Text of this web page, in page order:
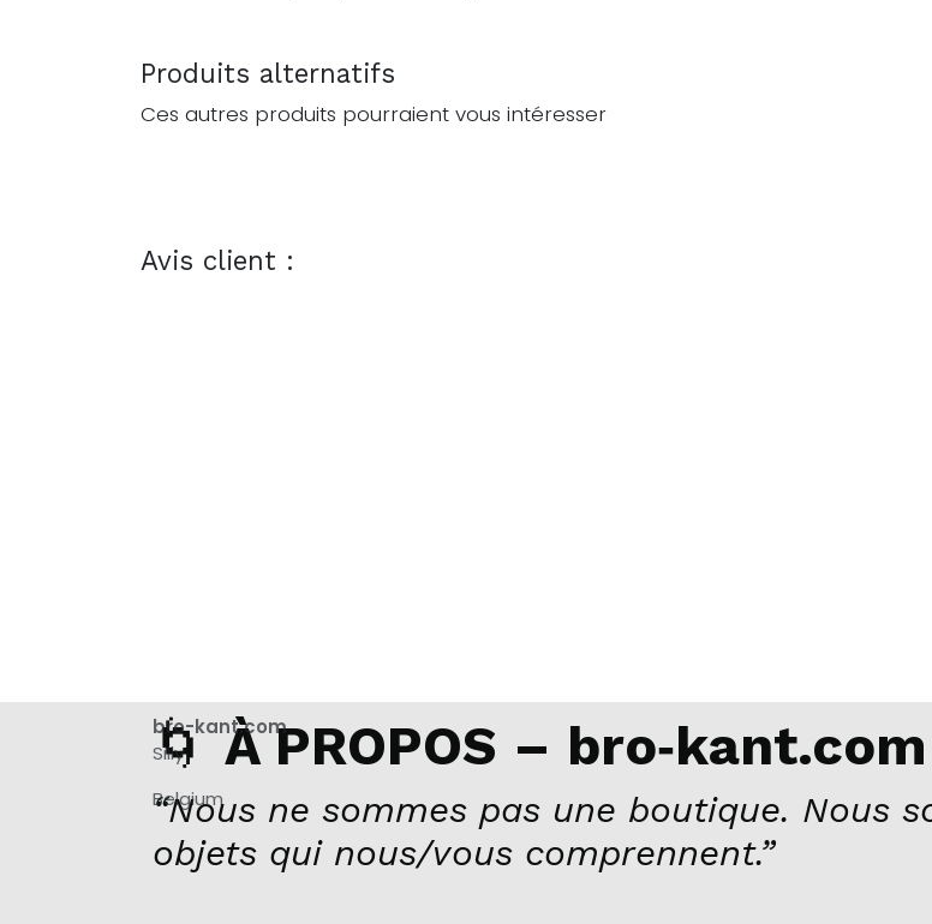
Produits alternatifs
Ces autres produits pourraient vous intéresser
Avis client :
🌀À PROPOS – bro‑kant.com
“Nous ne sommes pas une boutique. Nous
objets qui nous/vous comprennent.”
bro-kant.com
Silly
Belgium